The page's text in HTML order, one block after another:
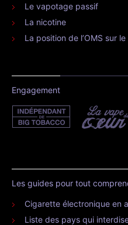
Le vapotage passif
La nicotine
La position de l’OMS sur
Engagement
Les guides pour tout
Cigarette électronique en
Liste des pays qui